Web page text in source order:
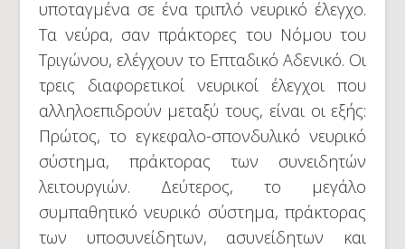
υποταγμένα σε ένα τριπλό νευρικό έλεγχο.
Τα νεύρα, σαν πράκτορες του Νόμου του
Τριγώνου, ελέγχουν το Επταδικό Αδενικό. Οι
τρεις διαφορετικοί νευρικοί έλεγχοι που
αλληλοεπιδρούν μεταξύ τους, είναι οι εξής:
Πρώτος, το εγκεφαλο-σπονδυλικό νευρικό
σύστημα, πράκτορας των συνειδητών
λειτουργιών. Δεύτερος, το μεγάλο
συμπαθητικό νευρικό σύστημα, πράκτορας
των υποσυνείδητων, ασυνείδητων και